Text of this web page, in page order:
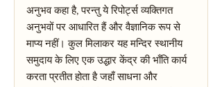
अनुभव कहा है, परन्तु ये रिपोर्ट्स व्यक्तिगत
अनुभवों पर आधारित हैं और वैज्ञानिक रूप से
माप्य नहीं। कुल मिलाकर यह मन्दिर स्थानीय
समुदाय के लिए एक उद्धार केंद्र की भाँति कार्य
करता प्रतीत होता है जहाँ साधना और